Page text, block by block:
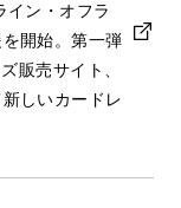
イン・オフラ
開始。第一弾
販売サイト、
しいカードレ